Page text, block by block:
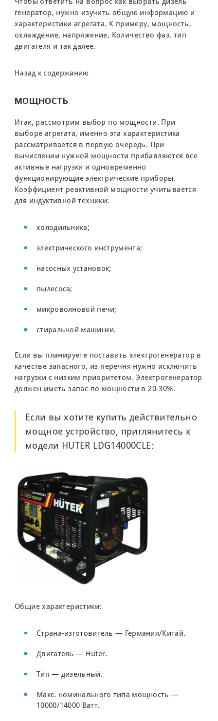
генератор, нужно изучить общую информацию и
характеристики агрегата. К примеру, мощность,
охлаждение, напряжение, Количество фаз, тип
двигателя и так далее.
Назад к содержанию
МОЩНОСТЬ
Итак, рассмотрим выбор по мощности. При
выборе агрегата, именно эта характеристика
рассматривается в первую очередь. При
вычислении нужной мощности прибавляются все
активные нагрузки и одновременно
функционирующие электрические приборы.
Коэффициент реактивной мощности учитывается
для индуктивной техники:
холодильника;
электрического инструмента;
насосных установок;
пылесоса;
микроволновой печи;
стиральной машинки.
Если вы планируете поставить электрогенератор в
качестве запасного, из перечня нужно исключить
нагрузки с низким приоритетом. Электрогенератор
должен иметь запас по мощности в 20-30%.
Если вы хотите купить действительно
мощное устройство, приглянитесь к
модели HUTER LDG14000CLE:
Общие характеристики:
Страна-изготовитель — Германия/Китай.
Двигатель — Huter.
Тип — дизельный.
Макс. номинального типа мощность —
10000/14000 Ватт.